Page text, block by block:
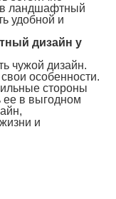
ландшафтный
удобной и
дизайн у
чужой дизайн.
особенности.
стороны
ее в выгодном
и